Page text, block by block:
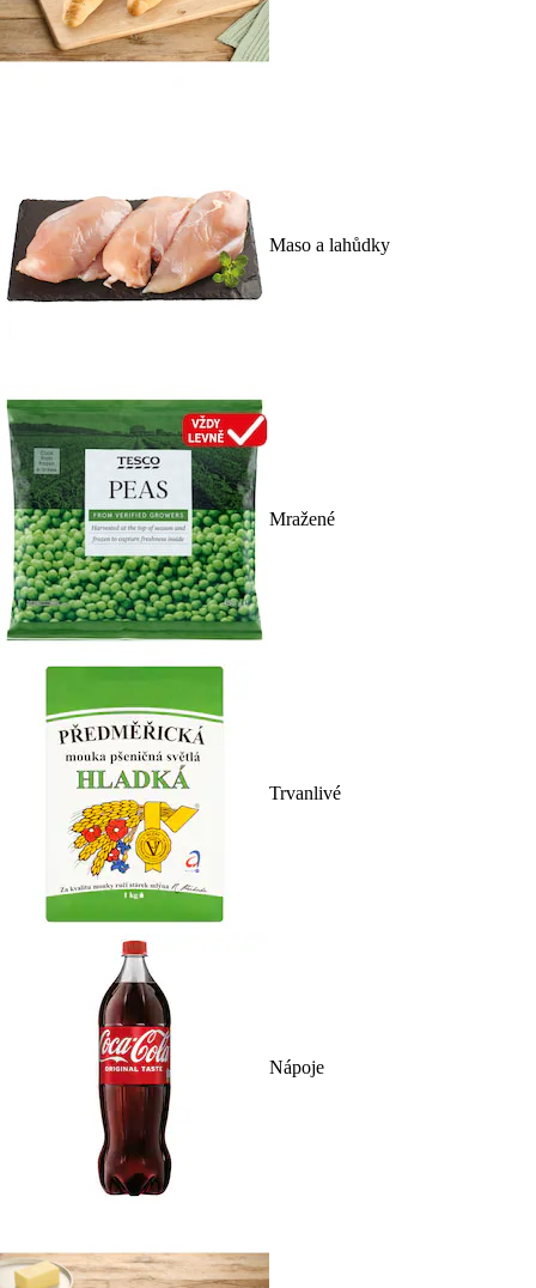
Maso a lahůdky
Mražené
Trvanlivé
Nápoje